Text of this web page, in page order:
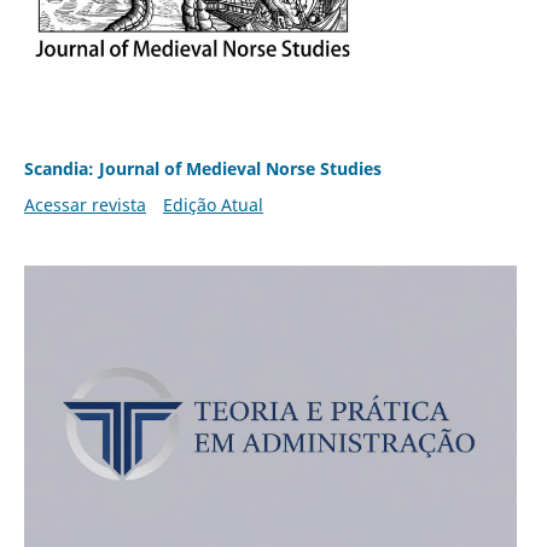
Scandia: Journal of Medieval Norse Studies
Acessar revista
Edição Atual